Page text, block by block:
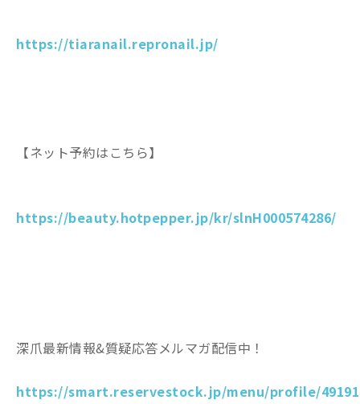
https://tiaranail.repronail.jp/
【ネット予約はこちら】
https://beauty.hotpepper.jp/kr/slnH000574286/
深爪最新情報&質疑応答メルマガ配信中！
https://smart.reservestock.jp/menu/profile/49191